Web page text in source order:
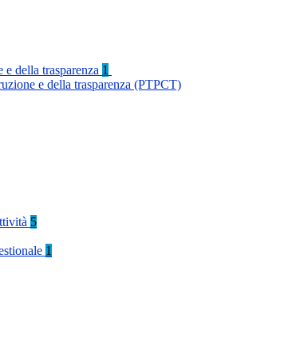
della trasparenza 1
e della trasparenza (PTPCT)
5
1